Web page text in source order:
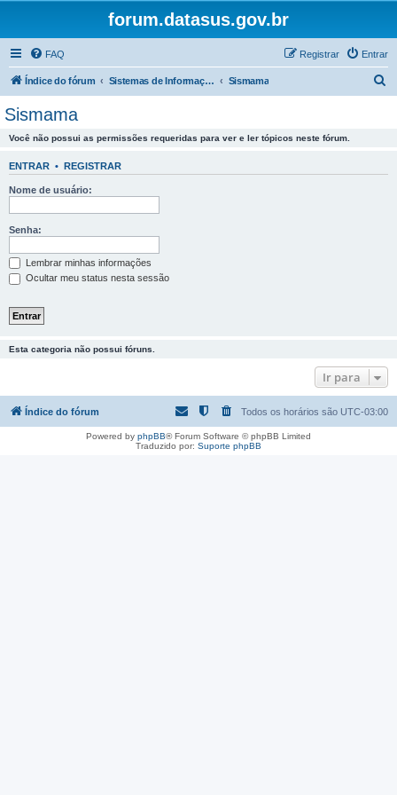
forum.datasus.gov.br
FAQ Entrar
Registrar
Índice do fórum Sistemas de Informação do Câncer da Mulher Sismama
Sismama
Você não possui as permissões requeridas para ver e ler tópicos neste fórum.
ENTRAR • REGISTRAR
Nome de usuário:
Senha:
Lembrar minhas informações
Ocultar meu status nesta sessão
Esta categoria não possui fóruns.
Ir para
Índice do fórum Todos os horários são UTC-03:00
Powered by phpBB® Forum Software © phpBB Limited
Traduzido por: Suporte phpBB